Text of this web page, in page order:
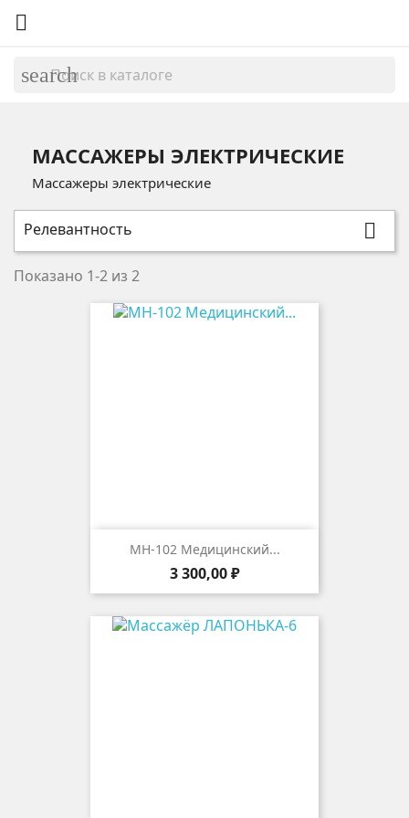

search
МАССАЖЕРЫ ЭЛЕКТРИЧЕСКИЕ
Массажеры электрические
Релевантность 
Показано 1-2 из 2
MH-102 Медицинский...
Цена
3 300,00 ₽